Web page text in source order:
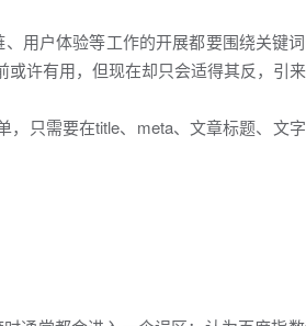
用户体验等工作的开展都要围绕关键
许有用，但现在却只会适得其反，引来
只需要在title、meta、文章标题、文